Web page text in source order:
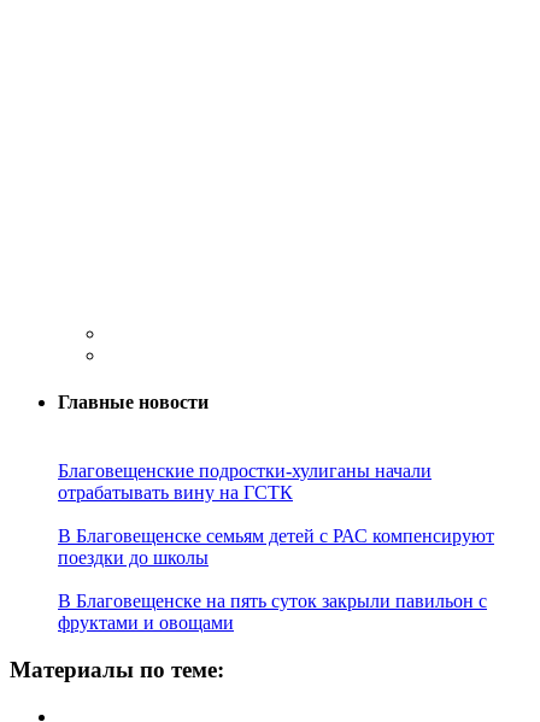
Главные новости
Благовещенские подростки-хулиганы начали
отрабатывать вину на ГСТК
В Благовещенске семьям детей с РАС компенсируют
поездки до школы
В Благовещенске на пять суток закрыли павильон с
фруктами и овощами
Материалы по теме: